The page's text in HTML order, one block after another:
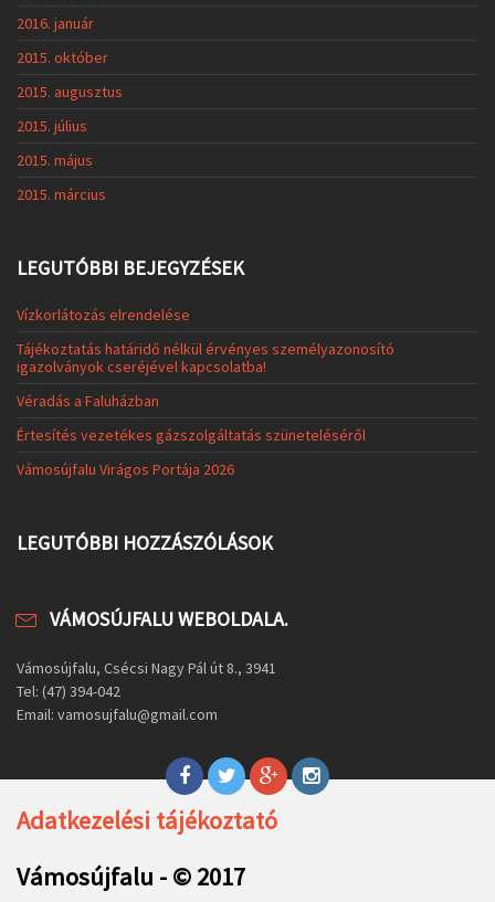
2016. január
2015. október
2015. augusztus
2015. július
2015. május
2015. március
LEGUTÓBBI BEJEGYZÉSEK
Vízkorlátozás elrendelése
Tájékoztatás határidő nélkül érvényes személyazonosító
igazolványok cseréjével kapcsolatba!
Véradás a Faluházban
Értesítés vezetékes gázszolgáltatás szüneteléséről
Vámosújfalu Virágos Portája 2026
LEGUTÓBBI HOZZÁSZÓLÁSOK
VÁMOSÚJFALU WEBOLDALA.
Vámosújfalu, Csécsi Nagy Pál út 8., 3941
Tel: (47) 394-042
Email: vamosujfalu@gmail.com
Adatkezelési tájékoztató
Vámosújfalu - © 2017